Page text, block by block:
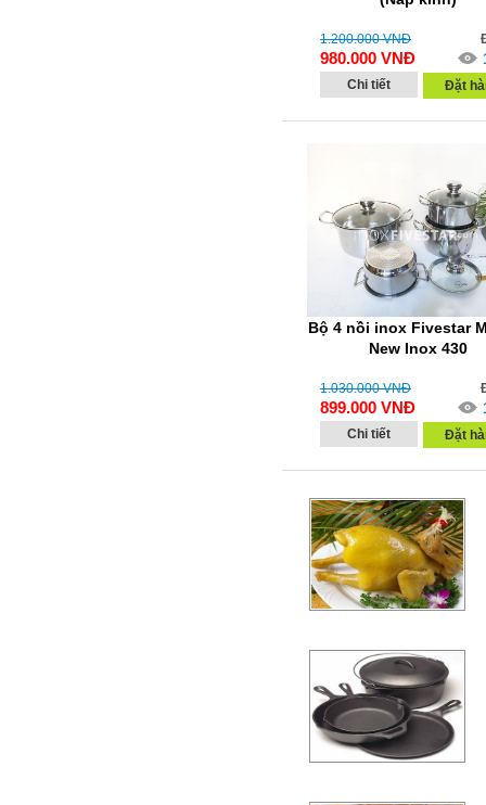
1.200.000VNĐ
980.000 VNĐ
Chi tiết Đặt
Bộ 4 nồi inox Fivestar
New Inox 430
1.030.000VNĐ
899.000 VNĐ
Chi tiết Đặt